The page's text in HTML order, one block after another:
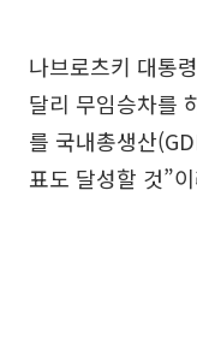
나브로츠키 대통
달리 무임승차를
를 국내총생산
표도 달성할 것”